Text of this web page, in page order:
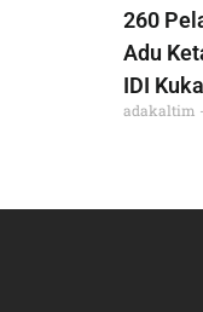
260
Adu
IDI
adakaltim